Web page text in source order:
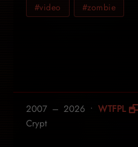
#video #zombie
2007 – 2026 •WTFPL
Crypt